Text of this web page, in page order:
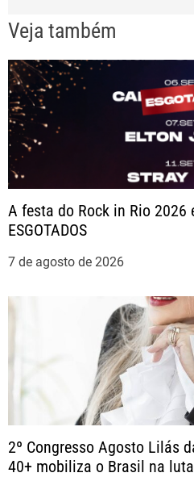
g
a
ç
ã
o
d
e
P
t
Veja também
A festa do Rock in Rio 2026
ESGOTADOS
7 de agosto de 2026
2º Congresso Agosto Lilás
40+ mobiliza o Brasil na